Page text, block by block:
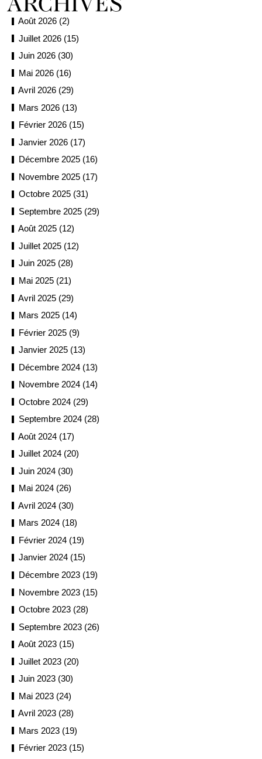
Août 2026 (2)
Juillet 2026 (15)
Juin 2026 (30)
Mai 2026 (16)
Avril 2026 (29)
Mars 2026 (13)
Février 2026 (15)
Janvier 2026 (17)
Décembre 2025 (16)
Novembre 2025 (17)
Octobre 2025 (31)
Septembre 2025 (29)
Août 2025 (12)
Juillet 2025 (12)
Juin 2025 (28)
Mai 2025 (21)
Avril 2025 (29)
Mars 2025 (14)
Février 2025 (9)
Janvier 2025 (13)
Décembre 2024 (13)
Novembre 2024 (14)
Octobre 2024 (29)
Septembre 2024 (28)
Août 2024 (17)
Juillet 2024 (20)
Juin 2024 (30)
Mai 2024 (26)
Avril 2024 (30)
Mars 2024 (18)
Février 2024 (19)
Janvier 2024 (15)
Décembre 2023 (19)
Novembre 2023 (15)
Octobre 2023 (28)
Septembre 2023 (26)
Août 2023 (15)
Juillet 2023 (20)
Juin 2023 (30)
Mai 2023 (24)
Avril 2023 (28)
Mars 2023 (19)
Février 2023 (15)